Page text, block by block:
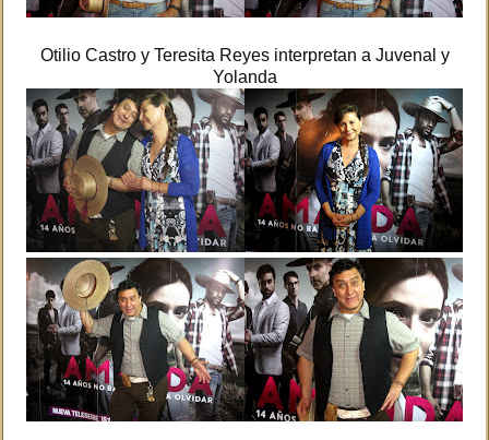
Otilio Castro y Teresita Reyes interpretan a Juvenal y
Yolanda